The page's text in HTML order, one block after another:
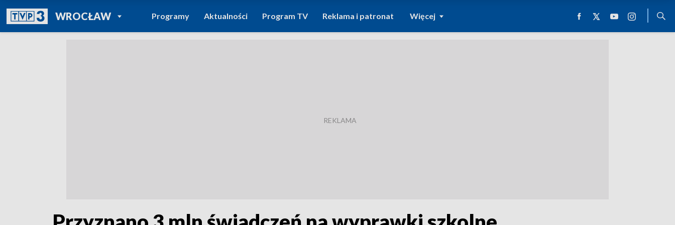
WROCŁAWPOWRÓT DO
TVP REGIONY
Programy Aktualności Program TV Reklama i patronat Więcej